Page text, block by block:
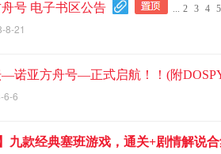
号 电子书区公告 ... 2 3 4 5
8-21
—诺亚方舟号—正式启航！！(附
6-6
九款经典塞班游戏，通关+剧情解说